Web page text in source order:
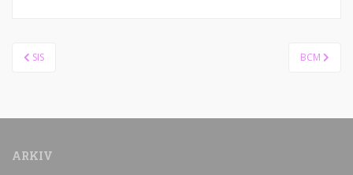
Inläggsnavigering
SIS BCM
ARKIV